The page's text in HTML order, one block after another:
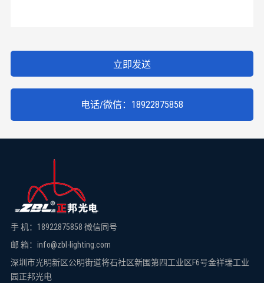
立即发送
电话/微信：18922875858
手 机：18922875858 微信同号
邮 箱：info@zbl-lighting.com
深圳市光明新区公明街道将石社区新围第四工业区F6号金祥瑞工业
园正邦光电